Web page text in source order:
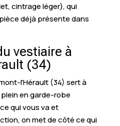
cintrage léger), qui
déjà présente dans
vestiaire à
(34)
l'Hérault (34) sert à
en garde-robe
qui vous va et
on met de côté ce qui